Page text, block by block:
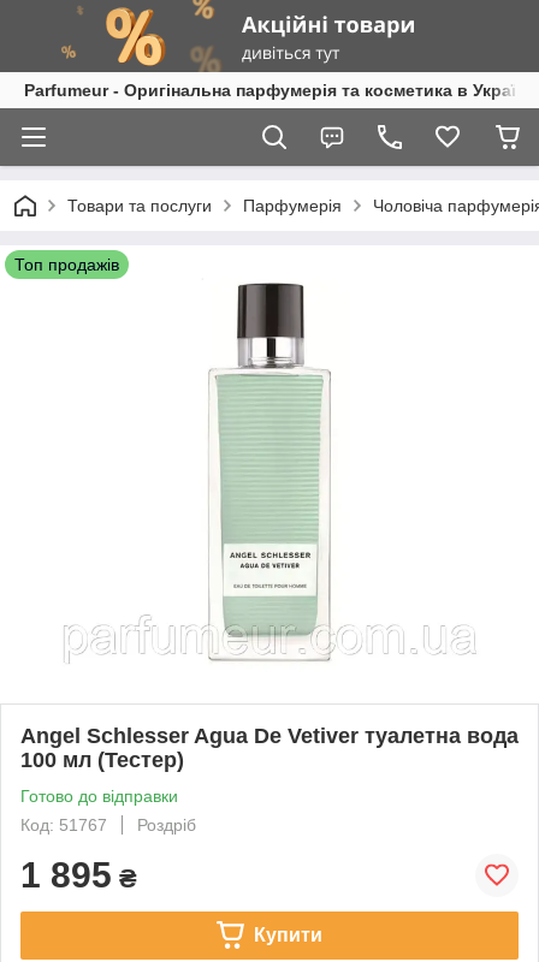
Parfumeur - Оригінальна парфумерія та косметика в Україні
Товари та послуги Парфумерія Чоловіча
Топ продажів
Angel Schlesser Agua De Vetiver туалетна вода
100 мл (Тестер)
Готово до відправки
Код: 51767
Роздріб
1 895 ₴
Купити